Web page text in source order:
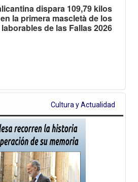
dispara 109,79 kilos
la primera mascletà de los
de las Fallas 2026
Cultura y Actualidad